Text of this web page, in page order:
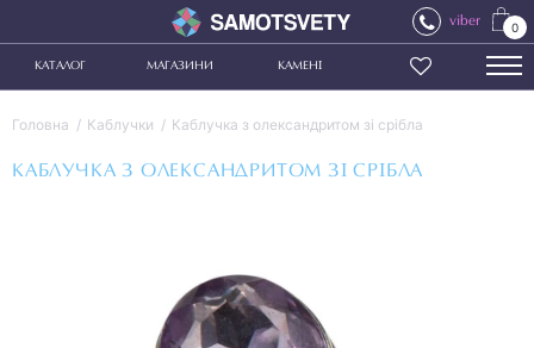
viber 0
КАТАЛОГ МАГАЗИНИ КАМЕНІ
Головна Каблучки Каблучка з олександритом зі срібла
КАБЛУЧКА З ОЛЕКСАНДРИТОМ ЗІ СРІБЛА